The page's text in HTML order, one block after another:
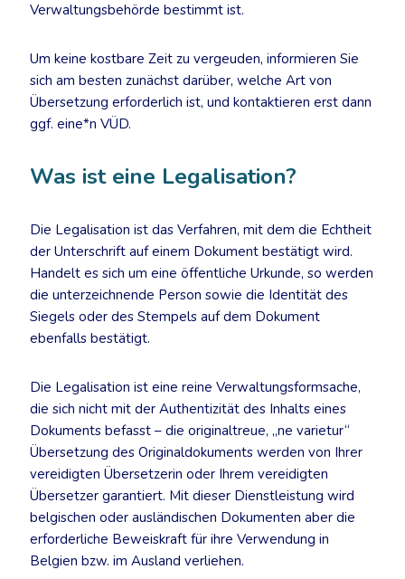
Verwaltungsbehörde bestimmt ist.
Um keine kostbare Zeit zu vergeuden, informieren Sie
sich am besten zunächst darüber, welche Art von
Übersetzung erforderlich ist, und kontaktieren erst dann
ggf. eine*n VÜD.
Was ist eine Legalisation?
Die Legalisation ist das Verfahren, mit dem die Echtheit
der Unterschrift auf einem Dokument bestätigt wird.
Handelt es sich um eine öffentliche Urkunde, so werden
die unterzeichnende Person sowie die Identität des
Siegels oder des Stempels auf dem Dokument
ebenfalls bestätigt.
Die Legalisation ist eine reine Verwaltungsformsache,
die sich nicht mit der Authentizität des Inhalts eines
Dokuments befasst – die originaltreue, „ne varietur“
Übersetzung des Originaldokuments werden von Ihrer
vereidigten Übersetzerin oder Ihrem vereidigten
Übersetzer garantiert. Mit dieser Dienstleistung wird
belgischen oder ausländischen Dokumenten aber die
erforderliche Beweiskraft für ihre Verwendung in
Belgien bzw. im Ausland verliehen.